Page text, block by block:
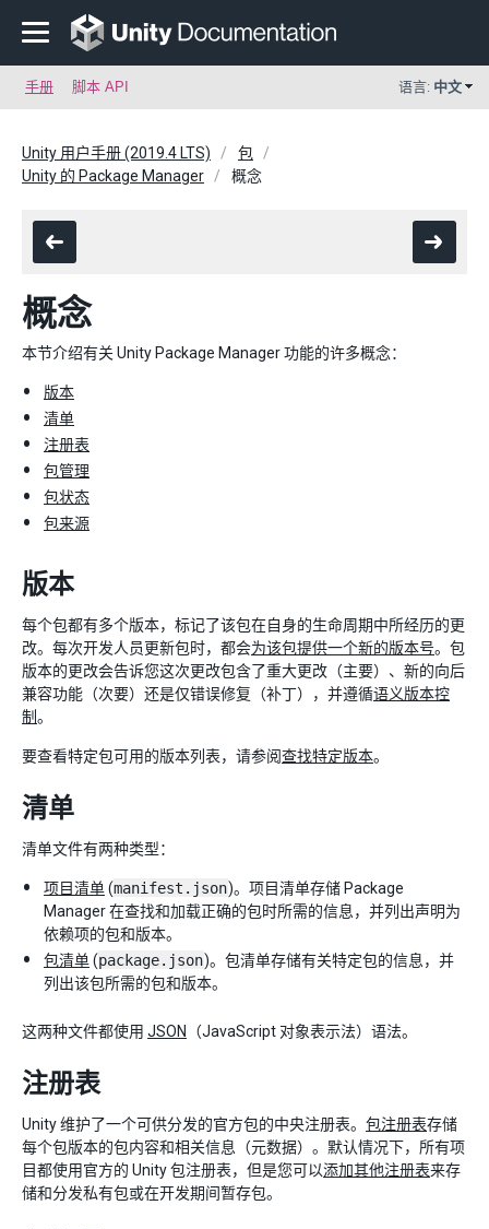
手册 脚本 API 语言: 中文
Unity 用户手册 (2019.4 LTS)
包
Unity 的 Package Manager
概念
概念
本节介绍有关 Unity Package Manager 功能的许多概念：
版本
清单
注册表
包管理
包状态
包来源
版本
每个包都有多个版本，标记了该包在自身的生命周期中所经历的更
改。每次开发人员更新包时，都会为该包提供一个新的版本号。包
版本的更改会告诉您这次更改包含了重大更改（主要）、新的向后
兼容功能（次要）还是仅错误修复（补丁），并遵循语义版本控
制。
要查看特定包可用的版本列表，请参阅查找特定版本。
清单
清单文件有两种类型：
项目清单(manifest.json)。项目清单存储 Package
Manager 在查找和加载正确的包时所需的信息，并列出声明为
依赖项的包和版本。
包清单(package.json)。包清单存储有关特定包的信息，并
列出该包所需的包和版本。
这两种文件都使用 JSON （JavaScript 对象表示法）语法。
注册表
Unity 维护了一个可供分发的官方包的中央注册表。 包注册表存储
每个包版本的包内容和相关信息（元数据）。默认情况下，所有项
目都使用官方的 Unity 包注册表，但是您可以添加其他注册表来存
储和分发私有包或在开发期间暂存包。